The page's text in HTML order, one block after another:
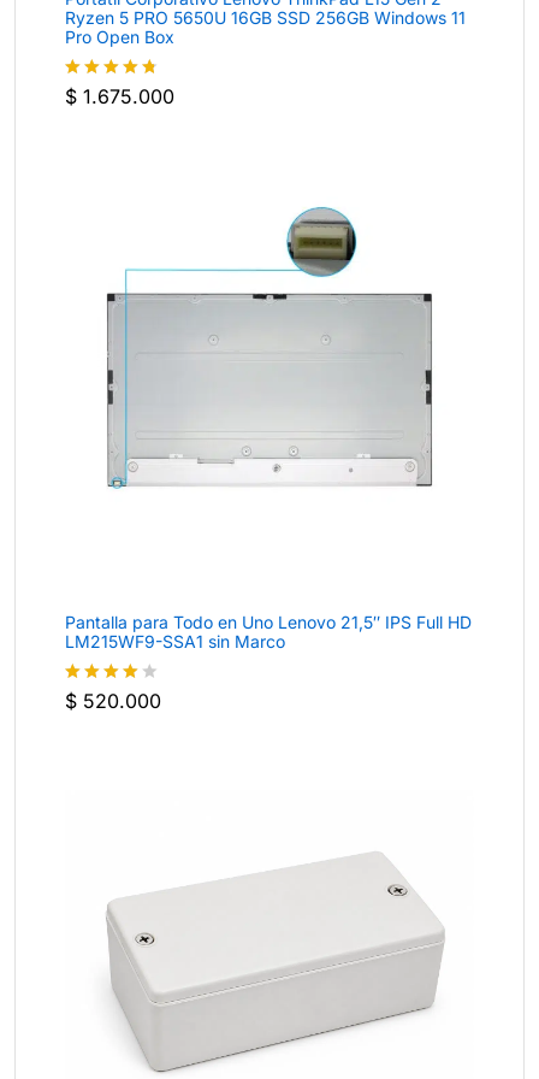
Ryzen 5 PRO 5650U 16GB SSD 256GB Windows 11
Pro Open Box
Valorado
$ 1.675.000
Pantalla para Todo en Uno Lenovo 21,5″ IPS Full HD
LM215WF9-SSA1 sin Marco
Valorado
$ 520.000